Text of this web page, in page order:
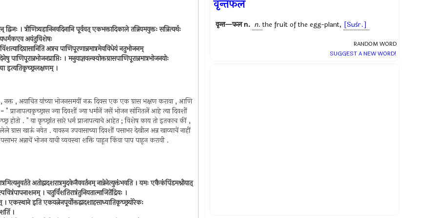
। त्रीणित्र्यहानिनवदिनानि पूर्ववत् एकभक्तादिकाले तन्नियमयुक्तः सन्नित्यर्थः
अयंतुविशेषः
अत्रच पाणिपूरणान्नमात्रमेवविधेयं नतुभोजनम्
। मनुयाज्ञवल्क्योक्तग्रासपाणिपूरान्नमात्रभोजनयोः
इत्यतिकृच्छ्रलक्षणम् ।
, नक्त , अयाचित यांच्या भोजनसमयीं नऊ दिवस एक एक ग्रास भक्षण करावा , आणि
-" प्राजापत्यकृच्छ्रास ज्या दिवशीं ज्या धर्मानें जसें भोजन सांगितलें आहे त्या दिवशीं
होतो . " या कृच्छ्रांत सारे धर्म प्राजापत्याचे आहेत ; विशेष काय तो इतकाच कीं ,
ग्रास खाऊं नयेत . यावरुन उपवासाच्या दिवशीं पसाभर देखील अन्न खाव्याचें नाहीं
अन्नाचें भोजन याची व्यवस्था शक्ति पाहून किंवा पाप पाहून करावी .
अतोद्वादशरात्रमुदकेनैववर्तनम् नान्नेनेत्युक्तंभवति । यमः एकैकंपिंडमश्नीयात्
। चतुर्विंशतिरात्रंतुनियतात्माजितेंद्रियः ।
एकस्थाने इति एकयत्नेनपूर्वोक्तद्वादशाहसाध्यातिकृच्छ्रयोरेकः
।
वृन्तफल
वृन्त—फलn. n. the fruit of the egg-plant, [Suśr.]
RANDOM WORD
SUGGEST A NEW WORD!